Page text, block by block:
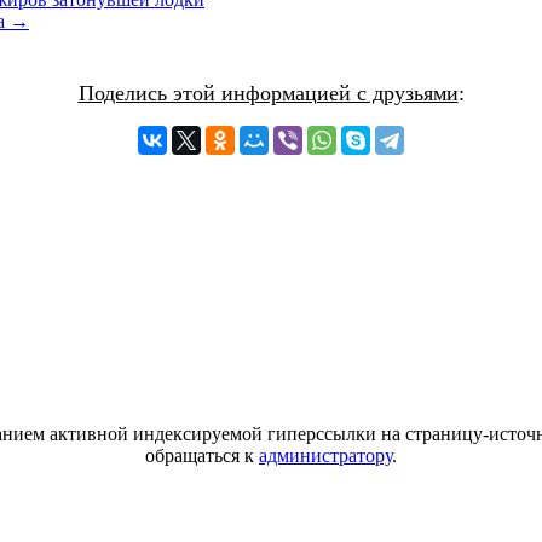
→
Поделись этой информацией с друзьями:
активной индексируемой гиперссылки на страницу-
обращаться к администратору.